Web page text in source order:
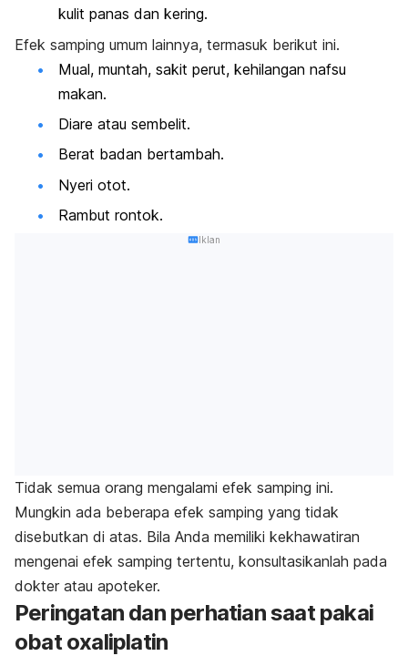
kulit panas dan kering.
Efek samping umum lainnya, termasuk berikut ini.
Mual, muntah, sakit perut, kehilangan nafsu
makan.
Diare atau sembelit.
Berat badan bertambah.
Nyeri otot.
Rambut rontok.
Iklan
Tidak semua orang mengalami efek samping ini.
Mungkin ada beberapa efek samping yang tidak
disebutkan di atas. Bila Anda memiliki kekhawatiran
mengenai efek samping tertentu, konsultasikanlah pada
dokter atau apoteker.
Peringatan dan perhatian saat pakai
obat oxaliplatin